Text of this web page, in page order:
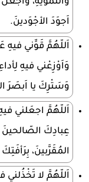
وَالتَّمْويهِ،
اَجوَدَ الأجْوَدينَ.
اَللّهُمَّ قَوِّني فيهِ
وَاَوْزِعْني فيهِ
وَسَتْرِكَ يا اَبصَرَ
اَللّهُمَّ اجعَلني
عِبادِكَ الصّالحينَ
المُقَرَّبينَ،
اَللّهُمَّ لا